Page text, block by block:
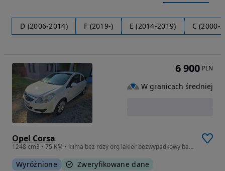
D (2006-2014) F (2019-) E (2014-2019) C (2000-
Opel Corsa
1248 cm3 • 75 KM • klima bez rdzy org lakier bezwypadkowy bardzo zadbany serwisowany
Wyróżnione Zweryfikowane dane
6 900 PLN
W granicach średniej